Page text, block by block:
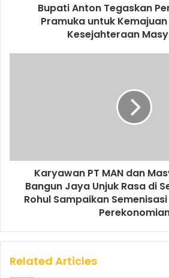
Bupati Anton Tegaskan
Pramuka untuk
Kesejahteraan
Karyawan PT MAN dan
Bangun Jaya Unjuk Rasa di
Rohul Sampaikan
Related Articles